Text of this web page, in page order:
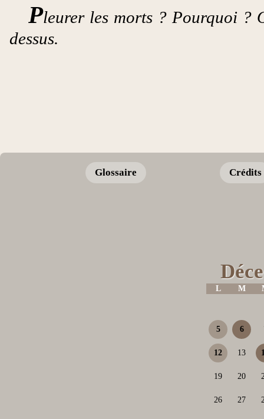
Pleurer les morts ? Pourquoi ?
dessus.
Glossaire Crédits
L M
5 6
12 13
19 20
26 27